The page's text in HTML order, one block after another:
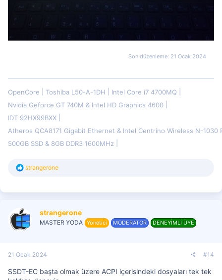
Son düzenleme: 21 Ocak 2024
OpenCore Toshiba L50-A-1DH
Intel Core i7 4700MQ
Nvidia Geforce GT 740M & Intel HD Graphics 4600
IDT 92HX99BXX
Atheros QCA8171 Gigabit Ethernet & Intel Centrino Wireless N-1030
500GB SSD & 8GB DDR3 1600MHz
T
k
e
r
:
strangerone
strangerone
MASTER YODA Yönetici MODERATOR DENEYİMLİ ÜYE
21 Ocak 2024 #14
SSDT-EC başta olmak üzere ACPI içerisindeki dosyaları tek tek